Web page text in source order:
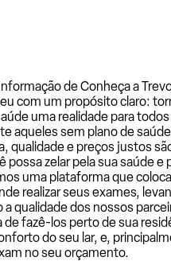
de Conheça a
com um propósito claro:
uma realidade para
aqueles sem plano de
qualidade e preços justos
possa zelar pela sua saúde e
uma plataforma que
realizar seus exames,
a qualidade dos nossos
de fazê-los perto de sua
do seu lar, e,
no seu orçamento.